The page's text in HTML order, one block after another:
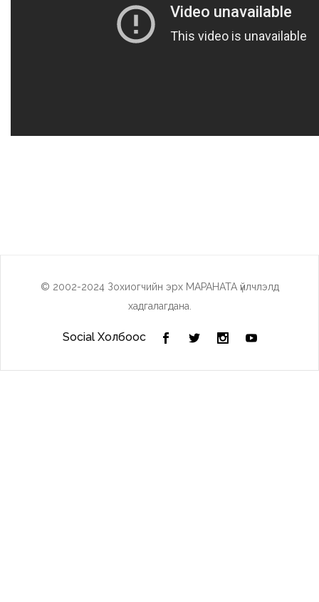
© 2002-2024 Зохиогчийн эрх МАРАНАТА үйлчлэлд
хадгалагдана.
Social Холбоос